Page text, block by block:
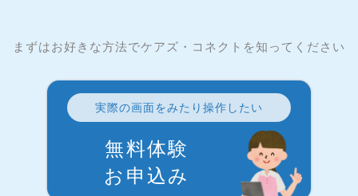
まずはお好きな方法でケアズ・コネクトを知ってください
実際の画面をみたり操作したい
無料体験
お申込み